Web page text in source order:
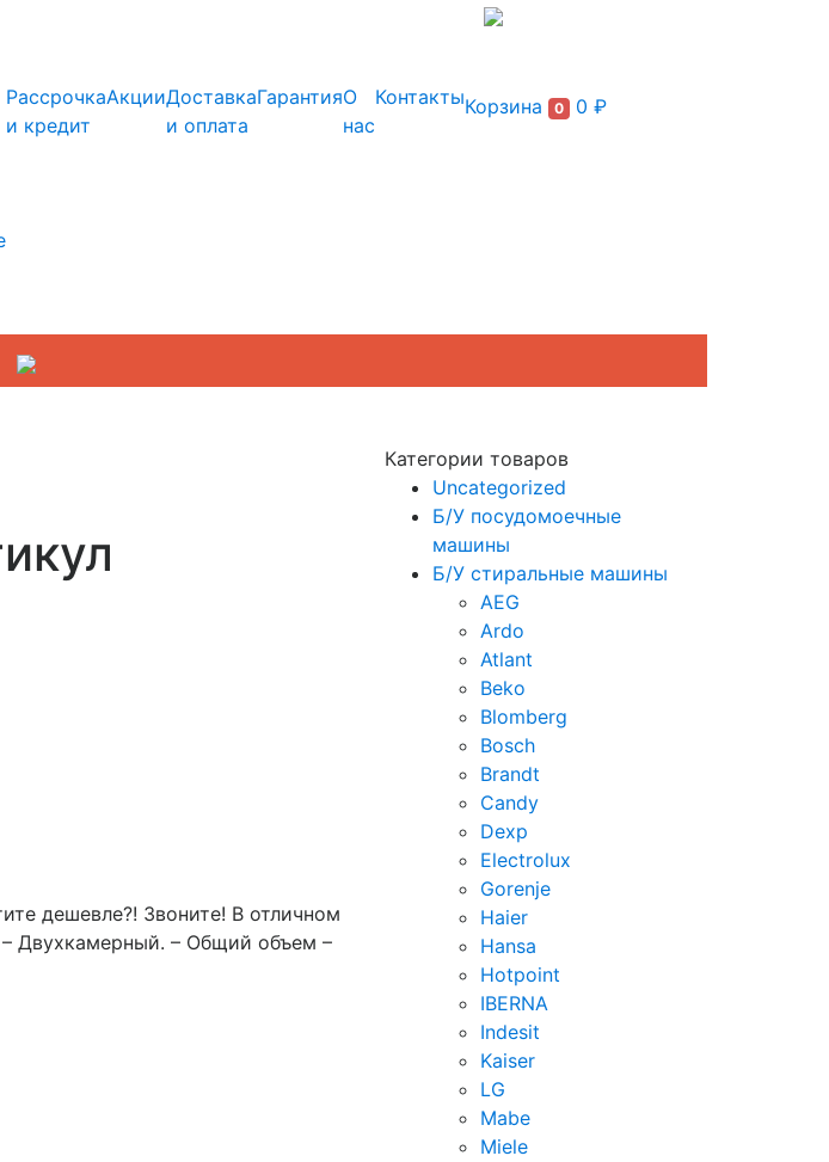
Рассрочка
и кредит
АкцииДоставка
и оплата
ГарантияО
нас
КонтактыКорзина 0 0 ₽
дешевле?! Звоните! В отличном
– Двухкамерный. – Общий объем –
Категории товаров
Uncategorized
Б/У посудомоечные
машины
Б/У стиральные машины
AEG
Ardo
Atlant
Beko
Blomberg
Bosch
Brandt
Candy
Dexp
Electrolux
Gorenje
Haier
Hansa
Hotpoint
IBERNA
Indesit
Kaiser
LG
Mabe
Miele